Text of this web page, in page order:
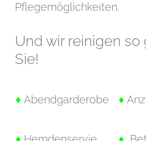
Pflegemöglichkeiten.
Und wir reinigen
Sie!
♦ Abendgarderobe ♦